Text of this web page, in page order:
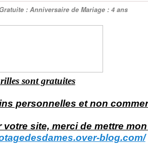
: Anniversaire de Mariage : 4 ans
sont gratuites
personnelles et non
site, merci de mettre
blog.com/